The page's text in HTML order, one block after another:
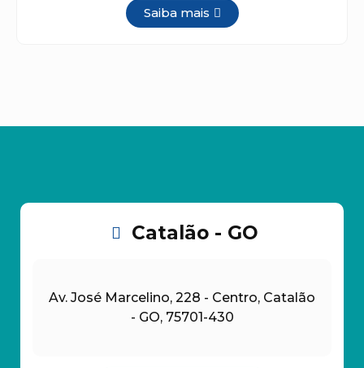
Saiba mais
Catalão - GO
Av. José Marcelino, 228 - Centro, Catalão
- GO, 75701-430